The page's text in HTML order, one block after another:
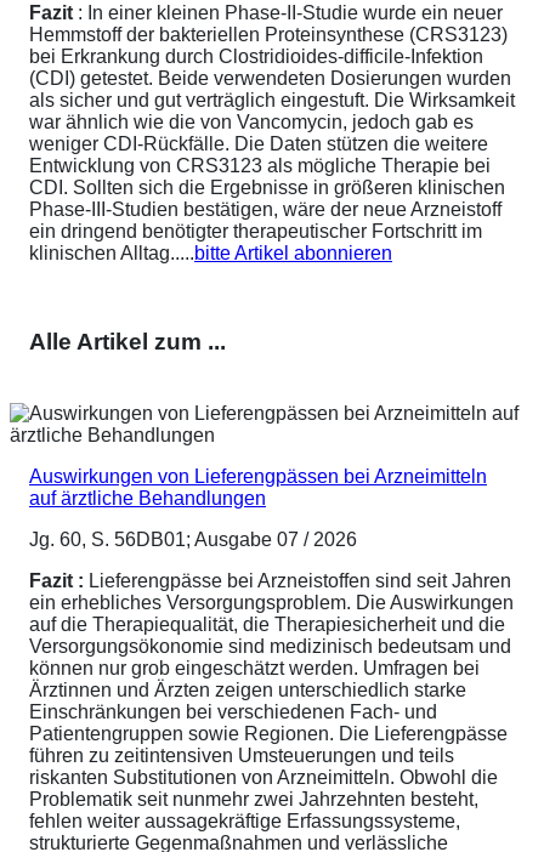
Fazit : In einer kleinen Phase-II-Studie wurde ein neuer
Hemmstoff der bakteriellen Proteinsynthese (CRS3123)
bei Erkrankung durch Clostridioides-difficile-Infektion
(CDI) getestet. Beide verwendeten Dosierungen wurden
als sicher und gut verträglich eingestuft. Die Wirksamkeit
war ähnlich wie die von Vancomycin, jedoch gab es
weniger CDI-Rückfälle. Die Daten stützen die weitere
Entwicklung von CRS3123 als mögliche Therapie bei
CDI. Sollten sich die Ergebnisse in größeren klinischen
Phase-III-Studien bestätigen, wäre der neue Arzneistoff
ein dringend benötigter therapeutischer Fortschritt im
klinischen Alltag.....bitte Artikel abonnieren
Alle Artikel zum ...
Auswirkungen von Lieferengpässen bei Arzneimitteln
auf ärztliche Behandlungen
Jg. 60, S. 56DB01; Ausgabe 07 / 2026
Fazit : Lieferengpässe bei Arzneistoffen sind seit Jahren
ein erhebliches Versorgungsproblem. Die Auswirkungen
auf die Therapiequalität, die Therapiesicherheit und die
Versorgungsökonomie sind medizinisch bedeutsam und
können nur grob eingeschätzt werden. Umfragen bei
Ärztinnen und Ärzten zeigen unterschiedlich starke
Einschränkungen bei verschiedenen Fach- und
Patientengruppen sowie Regionen. Die Lieferengpässe
führen zu zeitintensiven Umsteuerungen und teils
riskanten Substitutionen von Arzneimitteln. Obwohl die
Problematik seit nunmehr zwei Jahrzehnten besteht,
fehlen weiter aussagekräftige Erfassungssysteme,
strukturierte Gegenmaßnahmen und verlässliche